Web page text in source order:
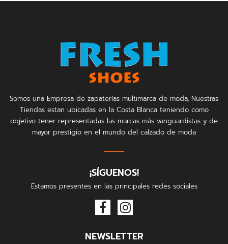
Somos una Empresa de zapaterías multimarca de moda, Nuestras
Tiendas estan ubicadas en la Costa Blanca teniendo como
objetivo tener representadas las marcas más vanguardistas y de
mayor prestigio en el mundo del calzado de moda
¡SÍGUENOS!
Estamos presentes en las principales redes sociales
NEWSLETTER